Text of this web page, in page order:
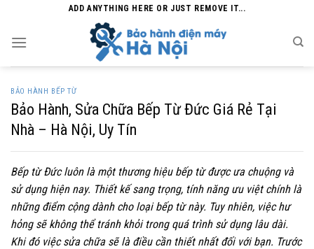
content
ADD ANYTHING HERE OR JUST REMOVE IT...
BẢO HÀNH BẾP TỪ
Bảo Hành, Sửa Chữa Bếp Từ Đức Giá Rẻ Tại
Nhà – Hà Nội, Uy Tín
Bếp từ Đức luôn là một thương hiệu bếp từ được ưa chuộng và
sử dụng hiện nay. Thiết kế sang trọng, tính năng ưu việt chính là
những điểm cộng dành cho loại bếp từ này. Tuy nhiên, việc hư
hỏng sẽ không thể tránh khỏi trong quá trình sử dụng lâu dài.
Khi đó việc sửa chữa sẽ là điều cần thiết nhất đối với bạn. Trước